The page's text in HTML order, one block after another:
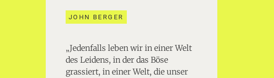
JOHN BERGER
„Jedenfalls leben wir in einer Welt
des Leidens, in der das Böse
grassiert, in einer Welt, die unser